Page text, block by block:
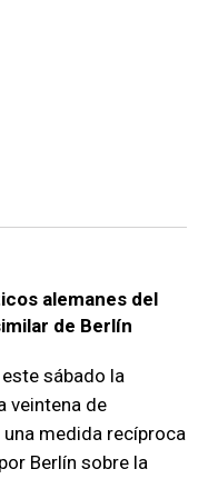
alemanes del
de Berlín
sábado la
veintena de
medida recíproca
Berlín sobre la